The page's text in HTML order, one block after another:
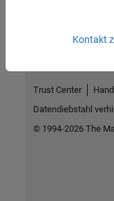
Kontakt
Trust Center
Datendiebstahl
© 1994-2026 The